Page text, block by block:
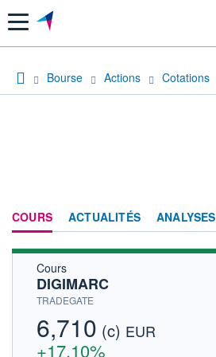
Menu
Bourse Actions Cotations
COURS ACTUALITÉS ANALYSES
Cours
DIGIMARC
TRADEGATE
6,710 (c) EUR
+17,10%